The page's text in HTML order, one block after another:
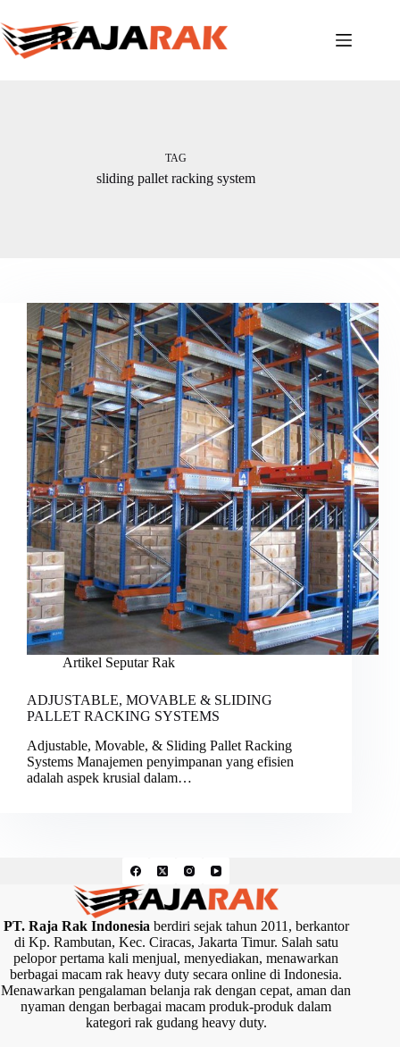
to
content
TAG
sliding pallet racking system
Artikel Seputar Rak
ADJUSTABLE, MOVABLE & SLIDING
PALLET RACKING SYSTEMS
Adjustable, Movable, & Sliding Pallet Racking
Systems Manajemen penyimpanan yang efisien
adalah aspek krusial dalam…
PT. Raja Rak Indonesiaberdiri sejak tahun 2011, berkantor
di Kp. Rambutan, Kec. Ciracas, Jakarta Timur. Salah satu
pelopor pertama kali menjual, menyediakan, menawarkan
berbagai macam rak heavy duty secara online di Indonesia.
Menawarkan pengalaman belanja rak dengan cepat, aman dan
nyaman dengan berbagai macam produk-produk dalam
kategori rak gudang heavy duty.